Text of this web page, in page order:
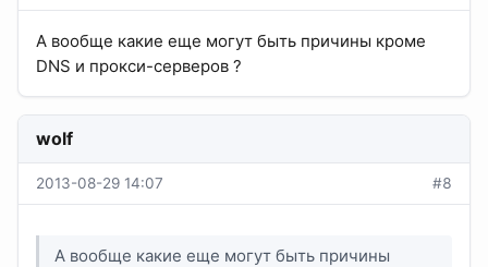
А вообще какие еще могут быть причины кроме
DNS и прокси-серверов ?
wolf
2013-08-29 14:07 #8
А вообще какие еще могут быть причины